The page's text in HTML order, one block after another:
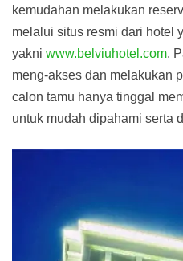
kemudahan melakukan
melalui situs resmi dari hotel
yakni www.belviuhotel.com.
meng-akses dan melakukan
calon tamu hanya tinggal
untuk mudah dipahami serta